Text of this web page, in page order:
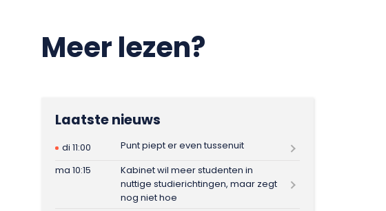
Meer lezen?
Laatste nieuws
di 11:00
Punt piept er even tussenuit
ma 10:15
Kabinet wil meer studenten in
nuttige studierichtingen, maar zegt
nog niet hoe